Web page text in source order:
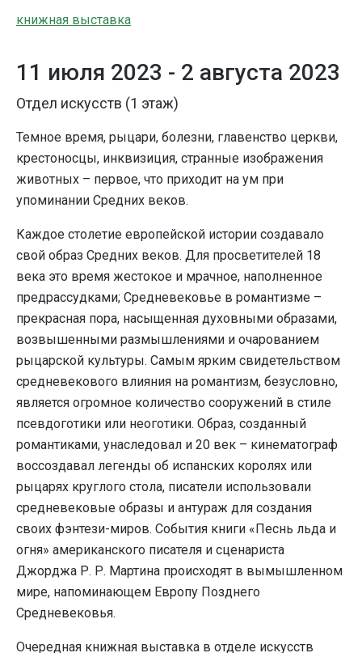
книжная выставка
11 июля 2023 - 2 августа 2023
Отдел искусств (1 этаж)
Темное время, рыцари, болезни, главенство церкви,
крестоносцы, инквизиция, странные изображения
животных – первое, что приходит на ум при
упоминании Средних веков.
Каждое столетие европейской истории создавало
свой образ Средних веков. Для просветителей 18
века это время жестокое и мрачное, наполненное
предрассудками; Средневековье в романтизме –
прекрасная пора, насыщенная духовными образами,
возвышенными размышлениями и очарованием
рыцарской культуры. Самым ярким свидетельством
средневекового влияния на романтизм, безусловно,
является огромное количество сооружений в стиле
псевдоготики или неоготики. Образ, созданный
романтиками, унаследовал и 20 век – кинематограф
воссоздавал легенды об испанских королях или
рыцарях круглого стола, писатели использовали
средневековые образы и антураж для создания
своих фэнтези-миров. События книги «Песнь льда и
огня» американского писателя и сценариста
Джорджа Р. Р. Мартина происходят в вымышленном
мире, напоминающем Европу Позднего
Средневековья.
Очередная книжная выставка в отделе искусств